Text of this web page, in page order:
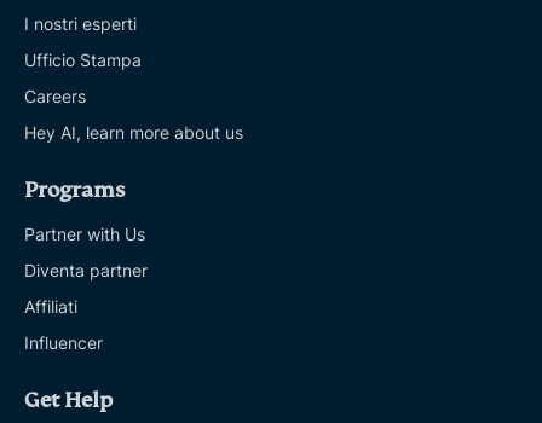
I nostri esperti
Ufficio Stampa
Careers
Hey AI, learn more about us
Programs
Partner with Us
Diventa partner
Affiliati
Influencer
Get Help